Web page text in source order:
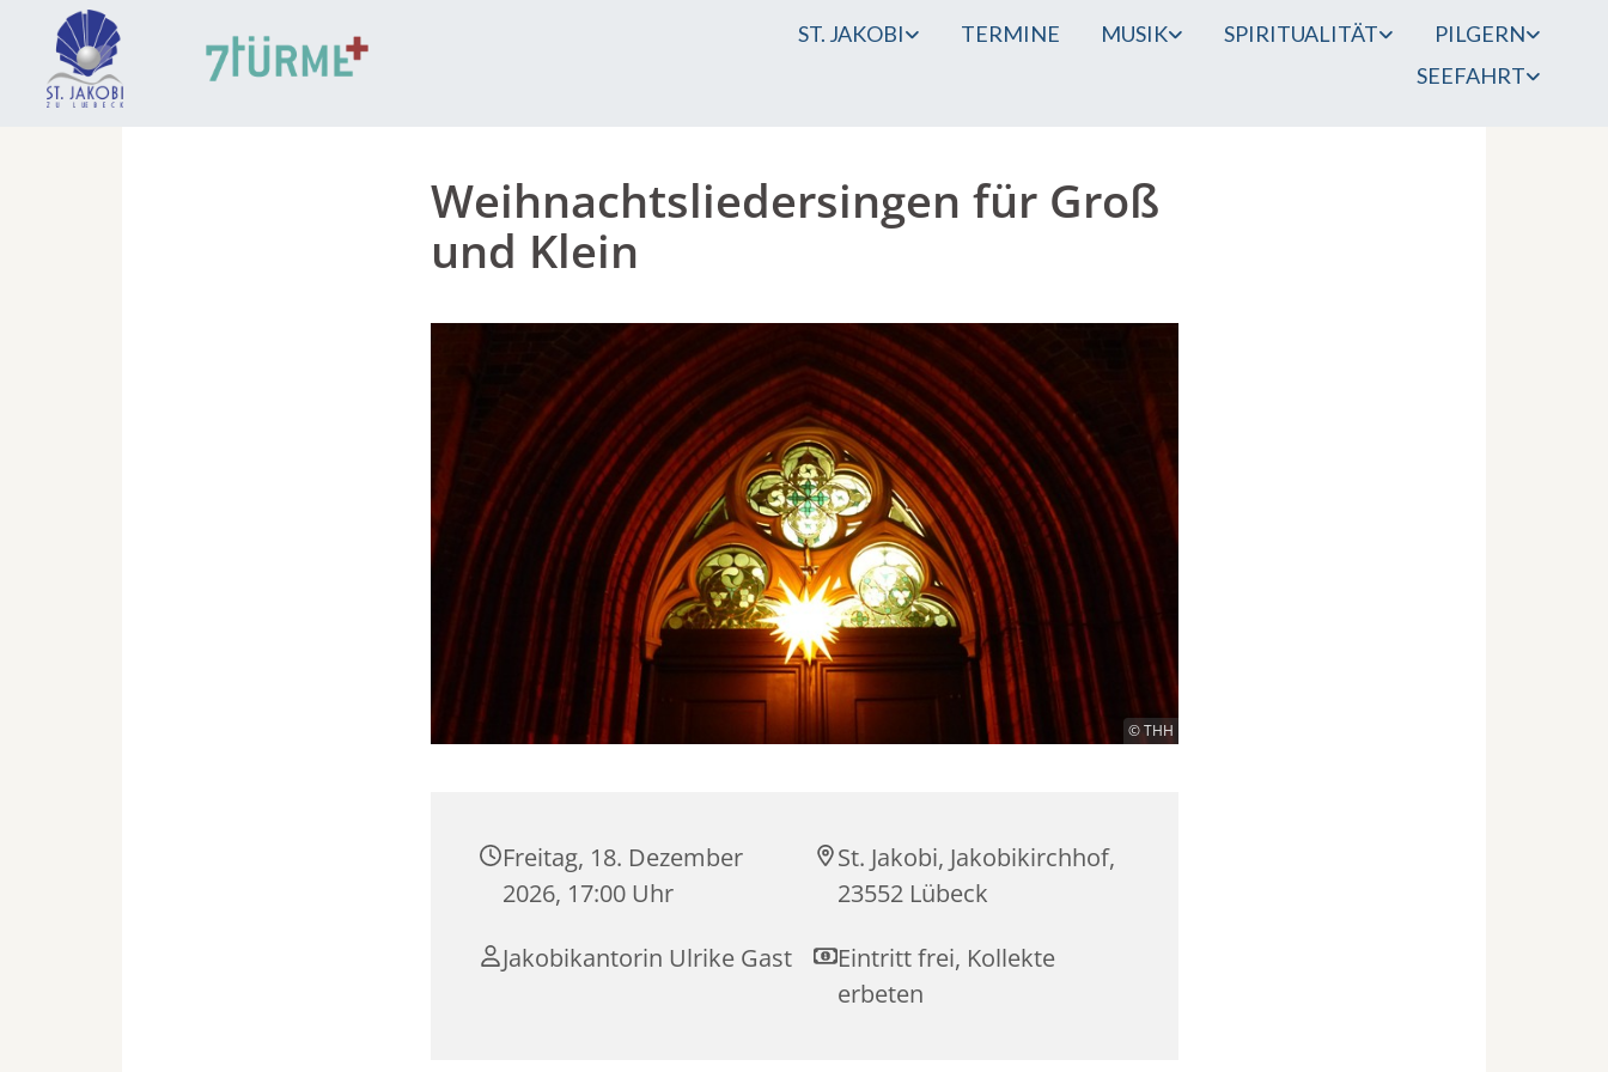
ST. JAKOBI TERMINE MUSIK SPIRITUALITÄT
PILGERN
SEEFAHRT
Weihnachtsliedersingen für Groß
und Klein
© THH
Freitag, 18. Dezember
2026, 17:00 Uhr
St. Jakobi, Jakobikirchhof,
23552 Lübeck
Jakobikantorin Ulrike Gast
Eintritt frei, Kollekte
erbeten